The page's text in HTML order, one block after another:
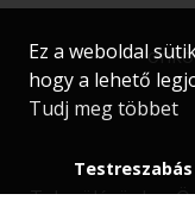
Településünk
Ez a weboldal
hogy a lehető
Tudj meg többet
Testreszabás